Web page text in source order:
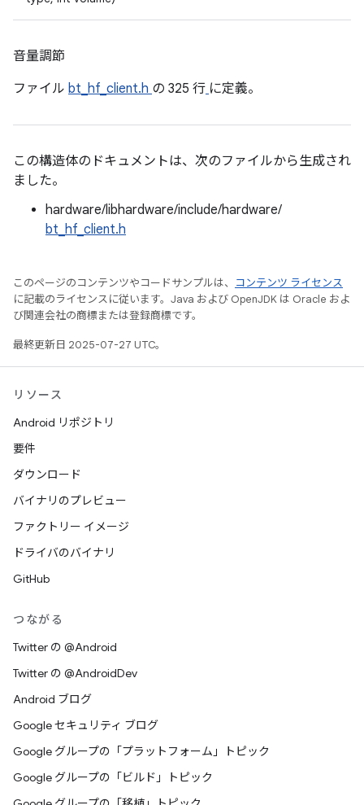
音量調節
ファイル bt_hf_client.h の 325 行 に定義。
この構造体のドキュメントは、次のファイルから生成され
ました。
hardware/libhardware/include/hardware/
bt_hf_client.h
このページのコンテンツやコードサンプルは、
コンテンツ ライセンス
に記載のライセンスに従います。Java および OpenJDK は Oracle およ
び関連会社の商標または登録商標です。
最終更新日 2025-07-27 UTC。
リソース
Android リポジトリ
要件
ダウンロード
バイナリのプレビュー
ファクトリー イメージ
ドライバのバイナリ
GitHub
つながる
Twitter の @Android
Twitter の @AndroidDev
Android ブログ
Google セキュリティ ブログ
Google グループの「プラットフォーム」トピック
Google グループの「ビルド」トピック